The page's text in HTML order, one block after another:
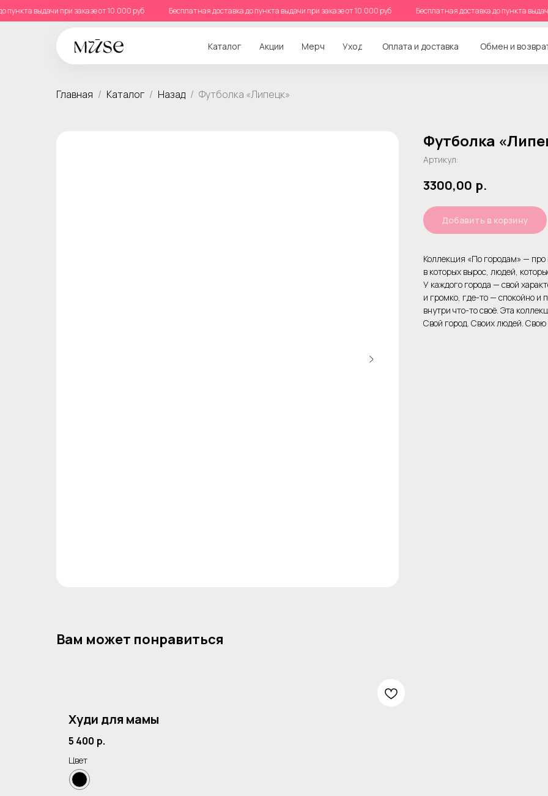
до пункта выдачи при заказе от 10.000 руб Бесплатная доставка до пункта выдачи при заказе от 10.000 руб Бесплатная доставка до пункта
Каталог Оплата и доставка Обмен и
Мерч
Акции Уход
Главная Каталог Назад Футболка «Липецк»
Футболка
Артикул:
3300,00 р.
Добавить в корзину
Коллекция «По городам» — про
в которых вырос, людей,
У каждого города — свой
и громко, где-то — спокойно и
внутри что-то своё. Эта
Свой город. Своих людей. Свою
Вам может понравиться
Худи для мамы
5 400 р.
Цвет